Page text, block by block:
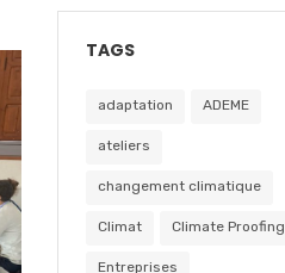
TAGS
adaptation ADEME
ateliers
changement climatique
Climat Climate Proofing
Entreprises